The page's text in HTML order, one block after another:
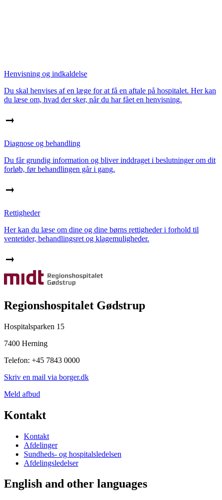
Henvisning og indkaldelse
Du skal henvises af en læge for at få en aftale på hospitalet. Her kan
du læse om, hvad der sker, når du har fået en henvisning.
Diagnose og behandling
Du får grundig information og bliver inddraget i beslutninger om dit
forløb, før behandlingen går i gang.
Rettigheder
Her kan du læse om dine og dine børns rettigheder i forhold til
ventetider, behandlingsret og klagemuligheder.
Regionshospitalet Gødstrup
Hospitalsparken 15
7400 Herning
Telefon: +45 7843 0000
Skriv en mail via borger.dk
Meld afbud
Kontakt
Kontakt
Afdelinger
Sundheds- og hospitalsledelsen
Afdelingsledelser
English and other languages